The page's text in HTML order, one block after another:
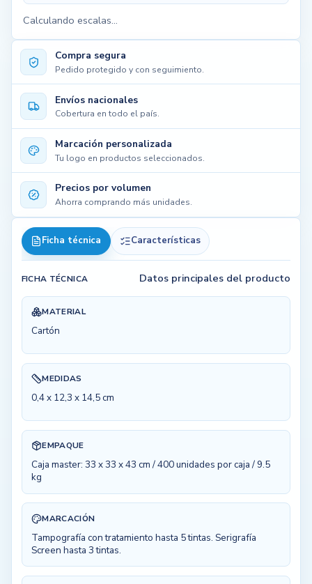
Compra segura
Pedido protegido y con seguimiento.
Envíos nacionales
Cobertura en todo el país.
Marcación personalizada
Tu logo en productos seleccionados.
Precios por volumen
Ahorra comprando más unidades.
Ficha técnica Características
FICHA TÉCNICA Datos principales del producto
MATERIAL
Cartón
MEDIDAS
0,4 x 12,3 x 14,5 cm
EMPAQUE
Caja master: 33 x 33 x 43 cm / 400 unidades por caja / 9.5
kg
MARCACIÓN
Tampografía con tratamiento hasta 5 tintas. Serigrafía
Screen hasta 3 tintas.
Calculando escalas...